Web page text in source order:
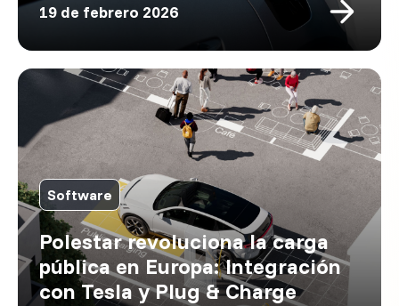
19 de febrero 2026
Software
Polestar revoluciona la carga
pública en Europa: Integración
con Tesla y Plug & Charge